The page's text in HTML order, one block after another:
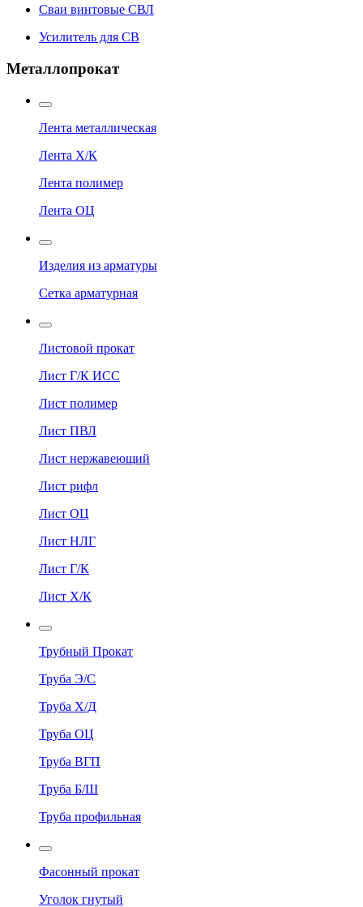
Сваи винтовые СВЛ
Усилитель для СВ
Металлопрокат
Лента металлическая
Лента Х/К
Лента полимер
Лента ОЦ
Изделия из арматуры
Сетка арматурная
Листовой прокат
Лист Г/К ИСС
Лист полимер
Лист ПВЛ
Лист нержавеющий
Лист рифл
Лист ОЦ
Лист НЛГ
Лист Г/К
Лист Х/К
Трубный Прокат
Труба Э/С
Труба Х/Д
Труба ОЦ
Труба ВГП
Труба Б/Ш
Труба профильная
Фасонный прокат
Уголок гнутый